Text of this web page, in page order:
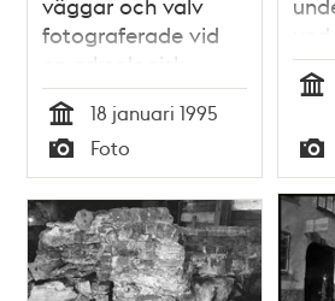
fotograferade vid
en arkeologisk
undersökning i
Storkyrkobrinken
Tid
18 januari 1995
Typ
Foto
Typ